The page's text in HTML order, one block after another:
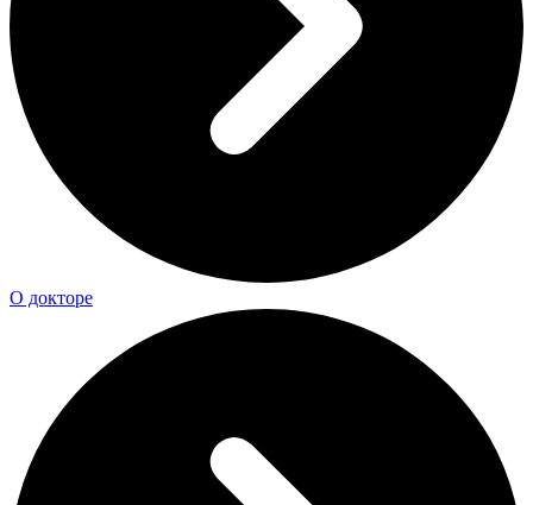
О докторе